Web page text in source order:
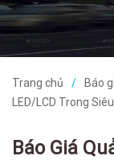
Trang chủ Báo
LED/LCD Trong
Báo Giá